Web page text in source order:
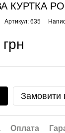
КУРТКА
Артикул: 635
Замовити
Оплата